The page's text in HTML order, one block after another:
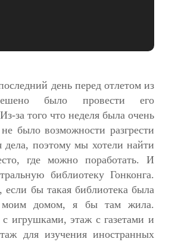
день перед отлетом из
было провести его
за того что неделя была очень
было возможности разгрести
дела, поэтому мы хотели найти
где можно поработать. И
библиотеку Гонконга.
если бы такая библиотека была
домом, я бы там жила.
игрушками, этаж с газетами и
для изучения иностранных